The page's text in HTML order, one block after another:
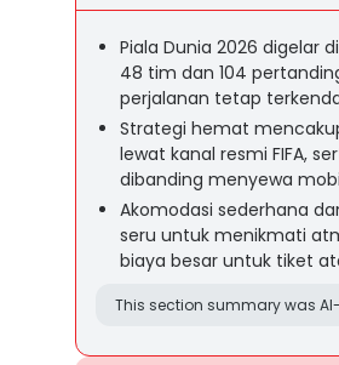
Piala Dunia 2026 digelar
48 tim dan 104
perjalanan tetap
Strategi hemat
lewat kanal resmi FIFA,
dibanding menyewa
Akomodasi sederhana
seru untuk menikmati
biaya besar untuk tiket
This section summary was